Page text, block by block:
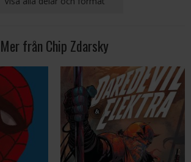
Mer från Chip Zdarsky